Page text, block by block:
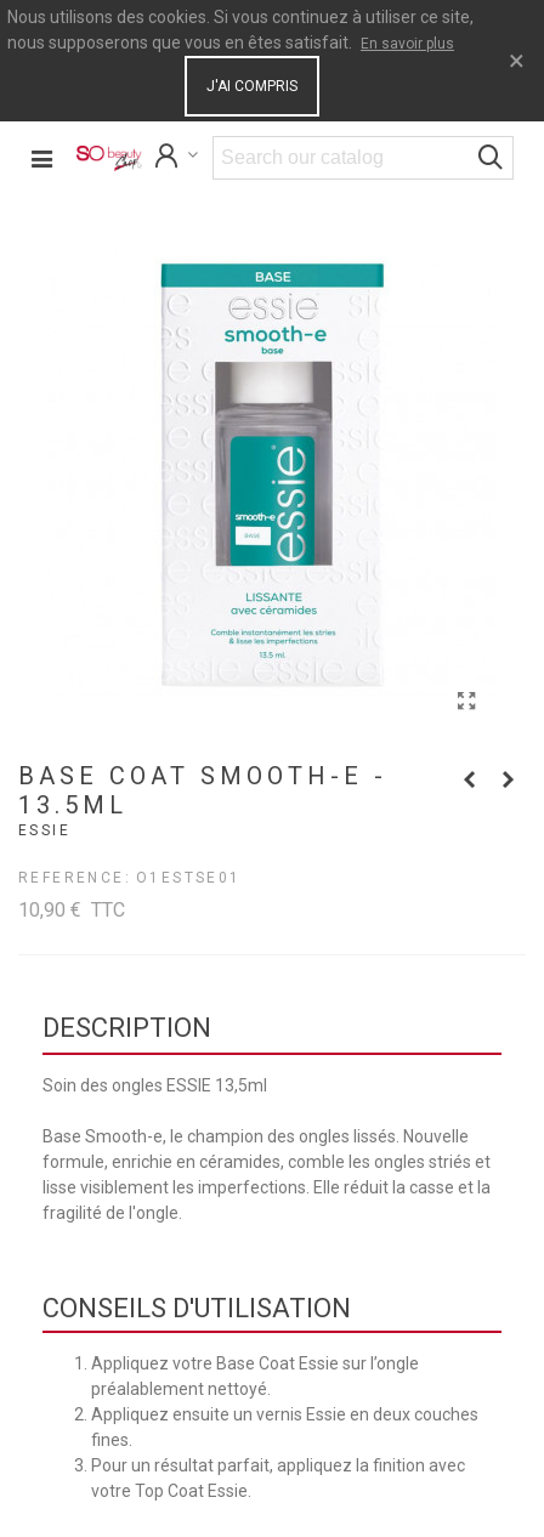
Nous utilisons des cookies. Si vous continuez à utiliser ce site,
nous supposerons que vous en êtes satisfait.
En savoir plus
J'AI COMPRIS
×
BASE COAT SMOOTH-E -
13.5ML
ESSIE
REFERENCE: O1ESTSE01
10,90 € TTC
DESCRIPTION
Soin des ongles ESSIE 13,5ml
Base Smooth-e, le champion des ongles lissés. Nouvelle
formule, enrichie en céramides, comble les ongles striés et
lisse visiblement les imperfections. Elle réduit la casse et la
fragilité de l'ongle.
CONSEILS D'UTILISATION
Appliquez votre Base Coat Essie sur l’ongle
préalablement nettoyé.
Appliquez ensuite un vernis Essie en deux couches
fines.
Pour un résultat parfait, appliquez la finition avec
votre Top Coat Essie.